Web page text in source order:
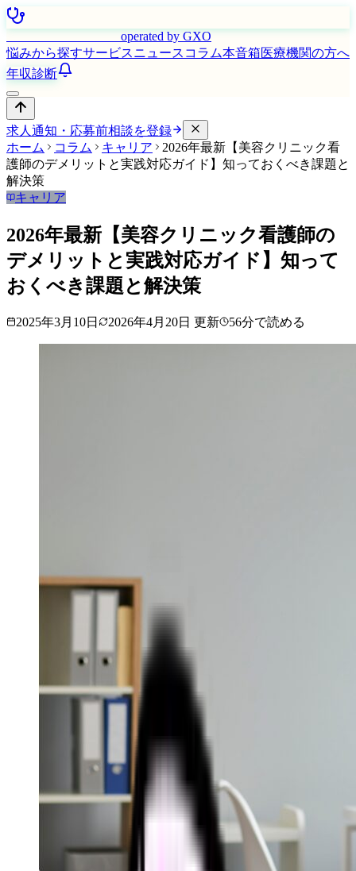
operated by GXO
悩みから探すサービスニュース コラム本音箱医療機関の方へ
年収診断
求人通知・応募前相談を登録
ホーム
コラム キャリア
2026年最新【美容クリニック看
護師のデメリットと実践対応ガイド】知っておくべき課題と
解決策
キャリア
2026年最新【美容クリニック看護師の
デメリットと実践対応ガイド】知って
おくべき課題と解決策
2025年3月10日 2026年4月20日 更新 56分で読める